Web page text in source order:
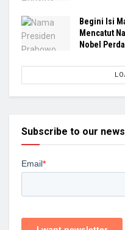
Begini Isi
Mencatut
Nobel
Subscribe to our